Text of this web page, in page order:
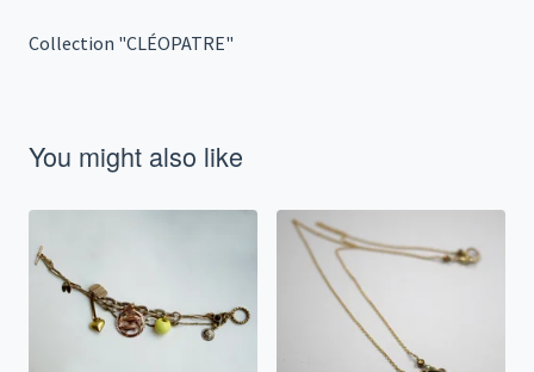
Collection "CLÉOPATRE"
You might also like